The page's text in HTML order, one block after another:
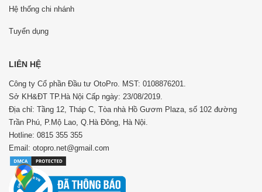
Hệ thống chi nhánh
Tuyển dụng
LIÊN HỆ
Công ty Cổ phần Đầu tư OtoPro. MST: 0108876201.
Sở KH&ĐT TP.Hà Nội Cấp ngày: 23/08/2019.
Địa chỉ: Tầng 12, Tháp C, Tòa nhà Hồ Gươm Plaza, số 102 đường
Trần Phú, P.Mộ Lao, Q.Hà Đông, Hà Nội.
Hotline: 0815 355 355
Email: otopro.net@gmail.com